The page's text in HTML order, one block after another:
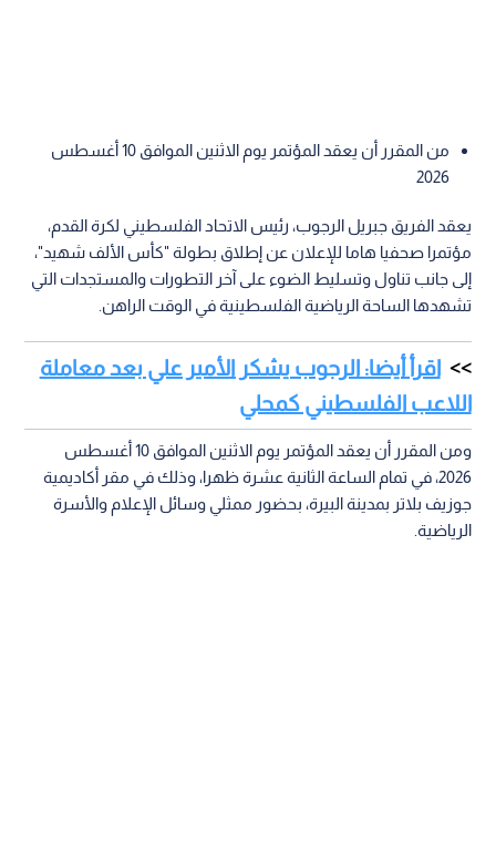
من المقرر أن يعقد المؤتمر يوم الاثنين الموافق 10 أغسطس
2026
يعقد الفريق جبريل الرجوب، رئيس الاتحاد الفلسطيني لكرة القدم،
مؤتمرا صحفيا هاما للإعلان عن إطلاق بطولة "كأس الألف شهيد"،
إلى جانب تناول وتسليط الضوء على آخر التطورات والمستجدات التي
تشهدها الساحة الرياضية الفلسطينية في الوقت الراهن.
اقرأ أيضا: الرجوب يشكر الأمير علي بعد معاملة
اللاعب الفلسطيني كمحلي
ومن المقرر أن يعقد المؤتمر يوم الاثنين الموافق 10 أغسطس
2026، في تمام الساعة الثانية عشرة ظهرا، وذلك في مقر أكاديمية
جوزيف بلاتر بمدينة البيرة، بحضور ممثلي وسائل الإعلام والأسرة
الرياضية.